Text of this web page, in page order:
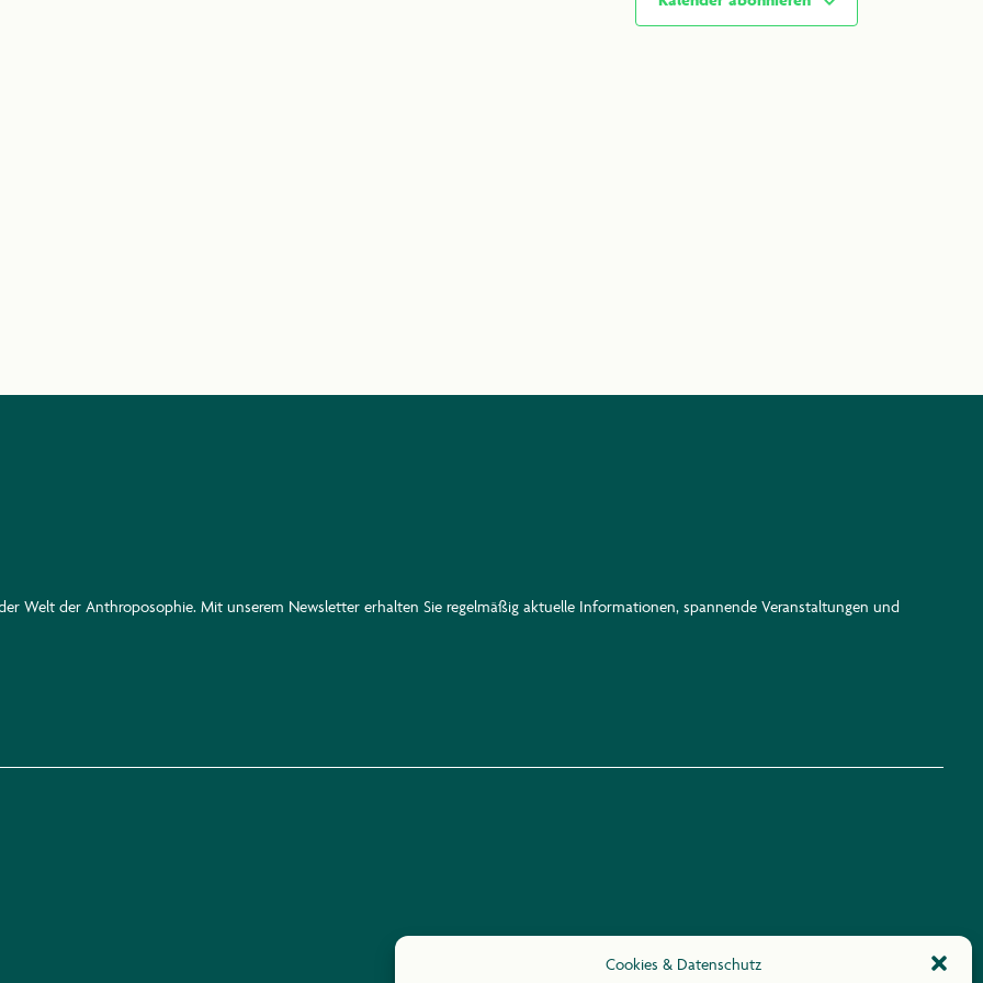
Cookies & Datenschutz
Welt der Anthroposophie. Mit unserem Newsletter erhalten Sie regelmäßig aktuelle Informationen, spannende Veranstaltungen und